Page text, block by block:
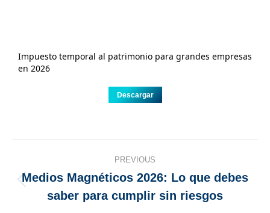
Impuesto temporal al patrimonio para grandes empresas
en 2026
Descargar
PREVIOUS
Medios Magnéticos 2026: Lo que debes
saber para cumplir sin riesgos